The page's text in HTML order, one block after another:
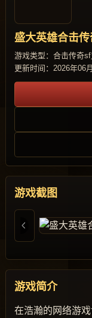
盛大英雄合击传
游戏类型：合击传奇sf
更新时间：2026年06
游戏截图
游戏简介
在浩瀚的网络游